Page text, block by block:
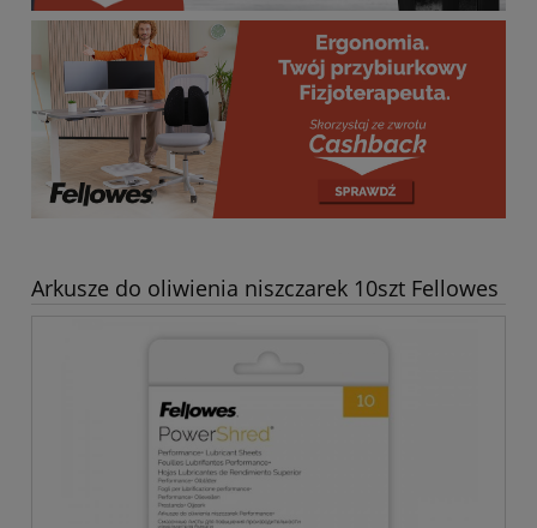
Arkusze do oliwienia niszczarek 10szt Fellowes